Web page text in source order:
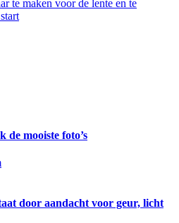
te maken voor de lente en te
de mooiste foto’s
door aandacht voor geur, licht